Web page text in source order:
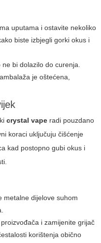
uputama i ostavite nekoliko
biste izbjegli gorki okus i
bi dolazilo do curenja.
je oštećena,
crystal vape radi pouzdano
koraci uključuju čišćenje
kad postopno gubi okus i
metalne dijelove suhom
i zamijenite grijač
korištenja obično